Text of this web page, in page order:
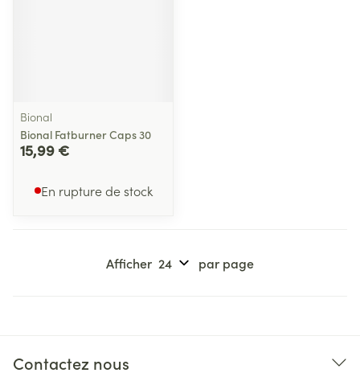
Bional
Bional Fatburner Caps 30
15,99 €
En rupture de stock
Afficher par page
Contactez nous